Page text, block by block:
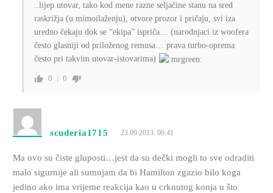
..lijep utovar, tako kod mene razne seljačine stanu na sred
raskrižja (u mimoilaženju), otvore prozor i pričaju, svi iza
uredno čekaju dok se “ekipa” ispriča… (narodnjaci iz woofera
često glasniji od priloženog remusa… prava turbo-oprema
često pri takvim utovar-istovarima)
0 0
scuderia1715 23.09.2013. 06:41
Ma ovo su čiste gluposti…jest da su dečki mogli to sve odraditi
malo sigurnije ali sumnjam da bi Hamilton zgazio bilo koga
jedino ako ima vrijeme reakcija kao u crknutog konja u što